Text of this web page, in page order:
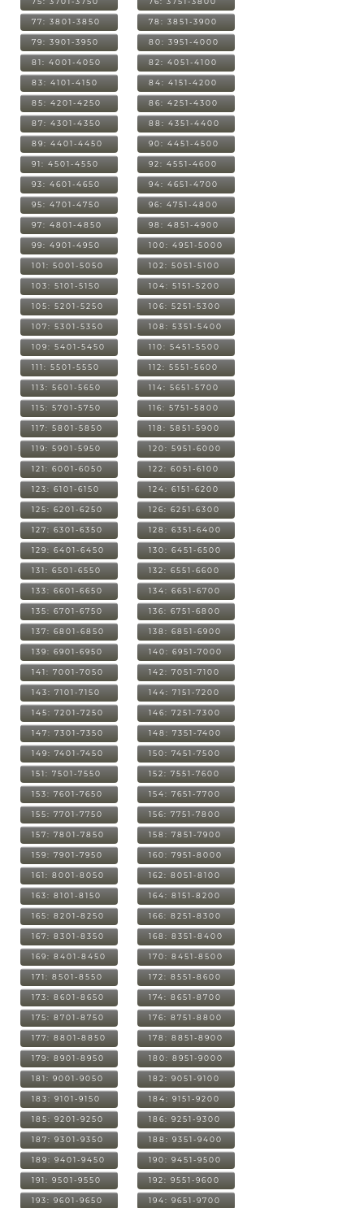
77: 3801-3850 78: 3851-3900
79: 3901-3950 80: 3951-4000
81: 4001-4050 82: 4051-4100
83: 4101-4150 84: 4151-4200
85: 4201-4250 86: 4251-4300
87: 4301-4350 88: 4351-4400
89: 4401-4450 90: 4451-4500
91: 4501-4550 92: 4551-4600
93: 4601-4650 94: 4651-4700
95: 4701-4750 96: 4751-4800
97: 4801-4850 98: 4851-4900
99: 4901-4950 100: 4951-5000
101: 5001-5050 102: 5051-5100
103: 5101-5150 104: 5151-5200
105: 5201-5250 106: 5251-5300
107: 5301-5350 108: 5351-5400
109: 5401-5450 110: 5451-5500
111: 5501-5550 112: 5551-5600
113: 5601-5650 114: 5651-5700
115: 5701-5750 116: 5751-5800
117: 5801-5850 118: 5851-5900
119: 5901-5950 120: 5951-6000
121: 6001-6050 122: 6051-6100
123: 6101-6150 124: 6151-6200
125: 6201-6250 126: 6251-6300
127: 6301-6350 128: 6351-6400
129: 6401-6450 130: 6451-6500
131: 6501-6550 132: 6551-6600
133: 6601-6650 134: 6651-6700
135: 6701-6750 136: 6751-6800
137: 6801-6850 138: 6851-6900
139: 6901-6950 140: 6951-7000
141: 7001-7050 142: 7051-7100
143: 7101-7150 144: 7151-7200
145: 7201-7250 146: 7251-7300
147: 7301-7350 148: 7351-7400
149: 7401-7450 150: 7451-7500
151: 7501-7550 152: 7551-7600
153: 7601-7650 154: 7651-7700
155: 7701-7750 156: 7751-7800
157: 7801-7850 158: 7851-7900
159: 7901-7950 160: 7951-8000
161: 8001-8050 162: 8051-8100
163: 8101-8150 164: 8151-8200
165: 8201-8250 166: 8251-8300
167: 8301-8350 168: 8351-8400
169: 8401-8450 170: 8451-8500
171: 8501-8550 172: 8551-8600
173: 8601-8650 174: 8651-8700
175: 8701-8750 176: 8751-8800
177: 8801-8850 178: 8851-8900
179: 8901-8950 180: 8951-9000
181: 9001-9050 182: 9051-9100
183: 9101-9150 184: 9151-9200
185: 9201-9250 186: 9251-9300
187: 9301-9350 188: 9351-9400
189: 9401-9450 190: 9451-9500
191: 9501-9550 192: 9551-9600
193: 9601-9650 194: 9651-9700